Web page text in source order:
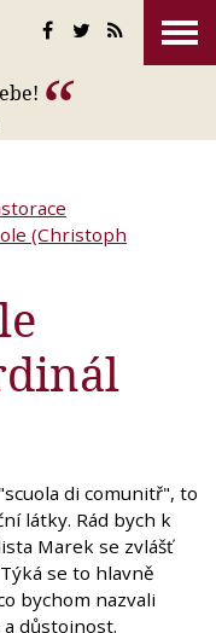
(Christoph
di comunitř", to
látky. Rád bych k
Marek se zvlášť
se to hlavně
bychom nazvali
důstojnost.